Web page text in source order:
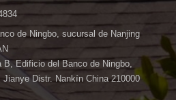
de Ningbo, sucursal de Nanjing
B, Edificio del Banco de Ningbo,
Jianye Distr. Nankín China 210000